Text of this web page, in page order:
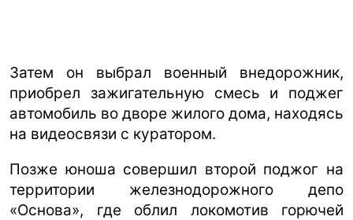
Затем он выбрал военный внедорожник,
приобрел зажигательную смесь и поджег
автомобиль во дворе жилого дома, находясь
на видеосвязи с куратором.
Позже юноша совершил второй поджог на
территории железнодорожного депо
«Основа», где облил локомотив горючей